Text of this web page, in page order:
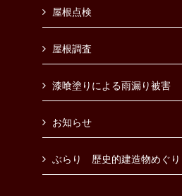
屋根点検
屋根調査
漆喰塗りによる雨漏り被害
お知らせ
ぶらり 歴史的建造物めぐり